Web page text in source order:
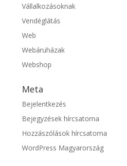
Vállalkozásoknak
Vendéglátás
Web
Webáruházak
Webshop
Meta
Bejelentkezés
Bejegyzések hírcsatorna
Hozzászólások hírcsatorna
WordPress Magyarország